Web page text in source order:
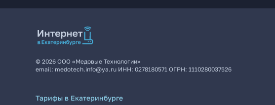
© 2026 ООО «Медовые Технологии»
email: medotech.info@ya.ru ИНН: 0278180571 ОГРН: 1110280037526
Тарифы в Екатеринбурге